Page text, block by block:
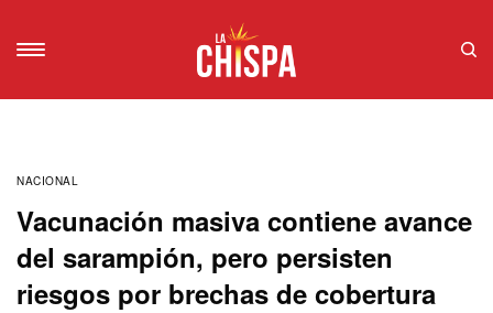
NACIONAL
Vacunación masiva contiene avance
del sarampión, pero persisten
riesgos por brechas de cobertura